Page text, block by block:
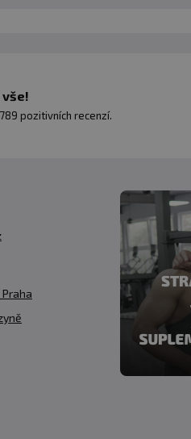
vše!
pozitivních recenzí.